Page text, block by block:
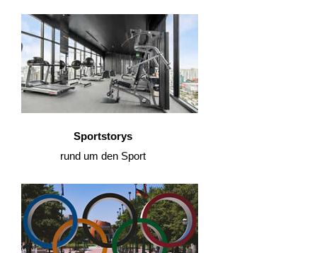
Sportstorys
rund um den Sport